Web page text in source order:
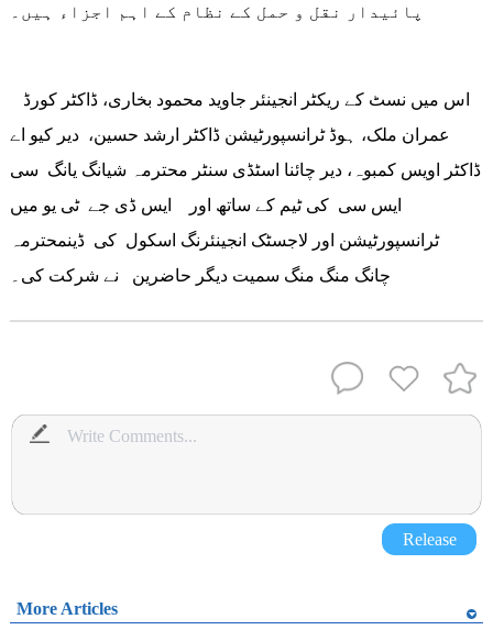
پائیدار نقل و حمل کے نظام کے اہم اجزاء ہیں۔
عمران ملک، ہوڈ ٹرانسپورٹیشن ڈاکٹر ارشد حسین، دیر کیو اے
ڈاکٹر اویس کمبوہ، دیر چائنا اسٹڈی سنٹر محترمہ شیانگ یانگ سی
ایس سی کی ٹیم کے ساتھ اور ایس ڈی جے ٹی یو میں
ٹرانسپورٹیشن اور لاجسٹک انجینئرنگ اسکول کی ڈینمحترمہ
چانگ منگ منگ سمیت دیگر حاضرین نے شرکت کی۔
Release
More Articles